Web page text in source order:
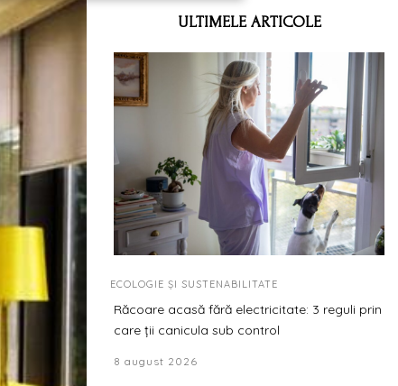
ULTIMELE ARTICOLE
ECOLOGIE ȘI SUSTENABILITATE
Răcoare acasă fără electricitate: 3 reguli prin
care ții canicula sub control
8 august 2026